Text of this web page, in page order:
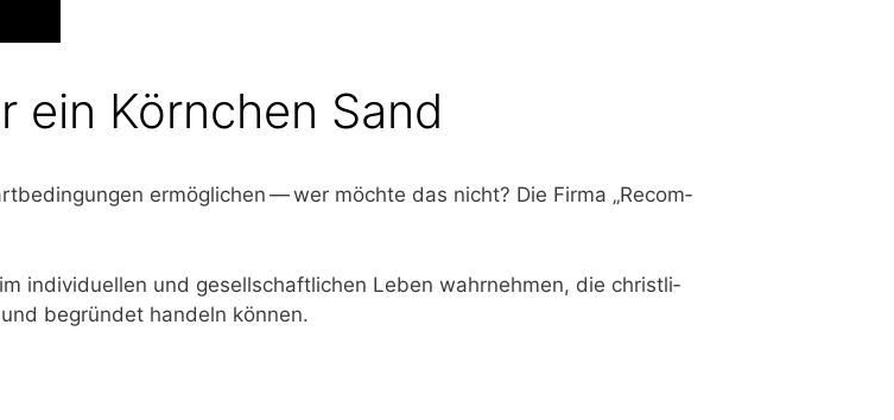
ein Körnchen Sand
ermög­li­chen — wer möch­te das nicht? Die Fir­ma „Recom­
indi­vi­du­el­len und gesell­schaft­li­chen Leben wahr­neh­men, die christ­li­
begrün­det han­deln können.